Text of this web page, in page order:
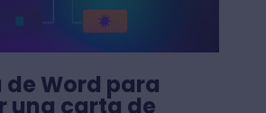
Word para
una carta de